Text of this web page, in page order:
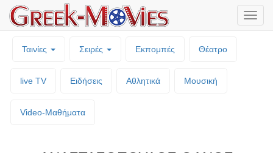
Ταινίες Σειρές Εκπομπές Θέατρο
live TV Ειδήσεις Αθλητικά Μουσική
Video-Mαθήματα